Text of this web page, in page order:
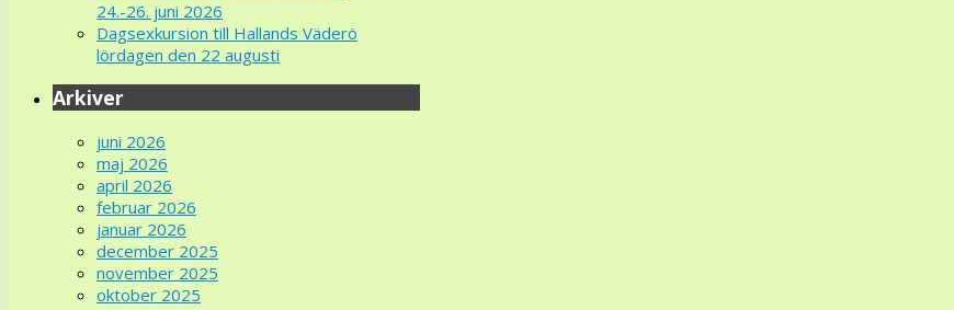
24.-26. juni 2026
Dagsexkursion till Hallands Väderö
lördagen den 22 augusti
Arkiver
juni 2026
maj 2026
april 2026
februar 2026
januar 2026
december 2025
november 2025
oktober 2025